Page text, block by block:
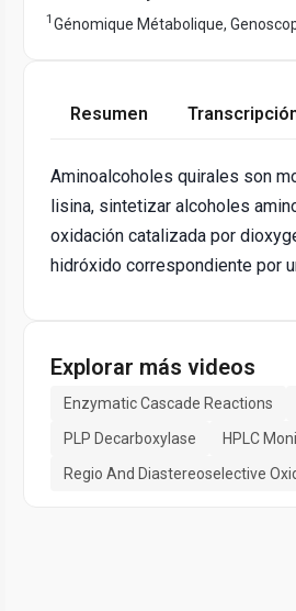
1 Génomique Métabolique,
Resumen
Aminoalcoholes quirales son
lisina, sintetizar alcoholes
oxidación catalizada por
hidróxido correspondiente por
Explorar más videos
Enzymatic Cascade Reactions
PLP Decarboxylase
HPLC
Regio And Diastereoselective